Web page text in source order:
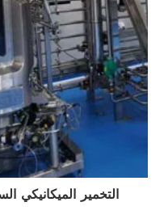
التخمير الميكانيكي